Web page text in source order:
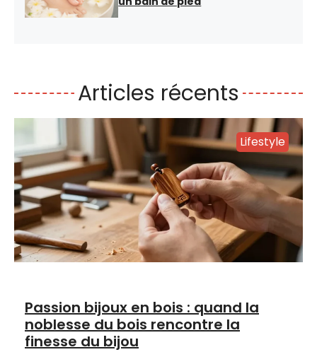
Articles récents
Lifestyle
Passion bijoux en bois : quand la
noblesse du bois rencontre la
finesse du bijou